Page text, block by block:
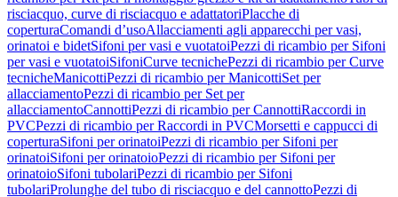
risciacquo, curve di risciacquo e adattatoriPlacche di
coperturaComandi d’usoAllacciamenti agli apparecchi per vasi,
orinatoi e bidetSifoni per vasi e vuotatoiPezzi di ricambio per Sifoni
per vasi e vuotatoiSifoniCurve tecnichePezzi di ricambio per Curve
tecnicheManicottiPezzi di ricambio per ManicottiSet per
allacciamentoPezzi di ricambio per Set per
allacciamentoCannottiPezzi di ricambio per CannottiRaccordi in
PVCPezzi di ricambio per Raccordi in PVCMorsetti e cappucci di
coperturaSifoni per orinatoiPezzi di ricambio per Sifoni per
orinatoiSifoni per orinatoioPezzi di ricambio per Sifoni per
orinatoioSifoni tubolariPezzi di ricambio per Sifoni
tubolariProlunghe del tubo di risciacquo e del cannottoPezzi di